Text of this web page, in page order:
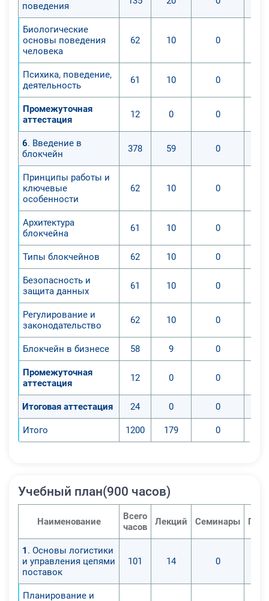
поведения
Биологические
основы поведения
человека
62 10 0
Психика, поведение,
деятельность
61 10 0
Промежуточная
аттестация
12 0 0
6. Введение в
блокчейн
378 59 0
Принципы работы и
ключевые
особенности
62 10 0
Архитектура
блокчейна
61 10 0
Типы блокчейнов 62 10 0
Безопасность и
защита данных
61 10 0
Регулирование и
законодательство
62 10 0
Блокчейн в бизнесе 58 9 0
Промежуточная
аттестация
12 0 0
Итоговая аттестация 24 0 0
Итого 1200 179 0
Учебный план(900 часов)
Наименование
Всего
часов
Лекций Семинары
1 . Основы логистики
и управления цепями
поставок
101 14 0
Планирование и